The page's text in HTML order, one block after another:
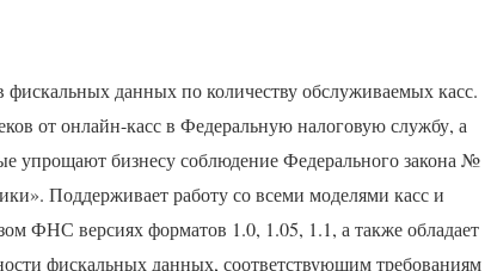
данных по количеству обслуживаемых касс.
от онлайн-касс в Федеральную налоговую службу, а
упрощают бизнесу соблюдение Федерального закона №
Поддерживает работу со всеми моделями касс и
ФНС версиях форматов 1.0, 1.05, 1.1, а также обладает
фискальных данных, соответствующим требованиям